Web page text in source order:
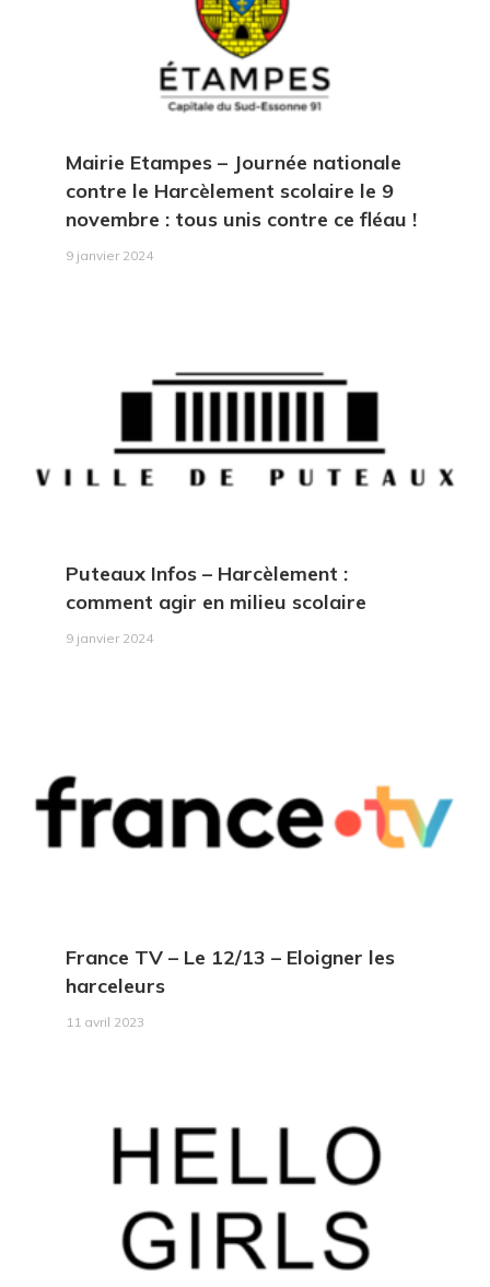
Mairie Etampes – Journée nationale
contre le Harcèlement scolaire le 9
novembre : tous unis contre ce fléau !
9 janvier 2024
Puteaux Infos – Harcèlement :
comment agir en milieu scolaire
9 janvier 2024
France TV – Le 12/13 – Eloigner les
harceleurs
11 avril 2023